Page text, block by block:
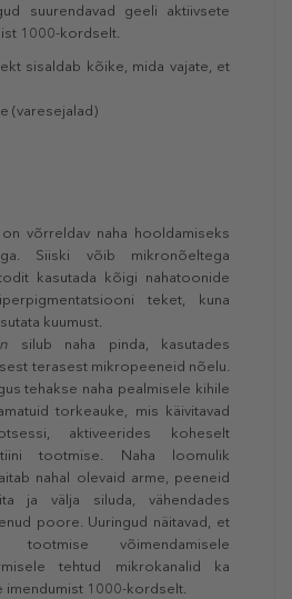
suurendavad geeli aktiivsete
1000-kordselt.
sisaldab kõike, mida vajate, et
(varesejalad)
võrreldav naha hooldamiseks
Siiski võib mikronõeltega
kasutada kõigi nahatoonide
teket, kuna
kuumust.
silub naha pinda, kasutades
terasest mikropeeneid nõelu.
tehakse naha pealmisele kihile
torkeauke, mis käivitavad
aktiveerides koheselt
tootmise. Naha loomulik
nahal olevaid arme, peeneid
ja välja siluda, vähendades
poore. Uuringud näitavad, et
tootmise võimendamisele
tehtud mikrokanalid ka
imendumist 1000-kordselt.